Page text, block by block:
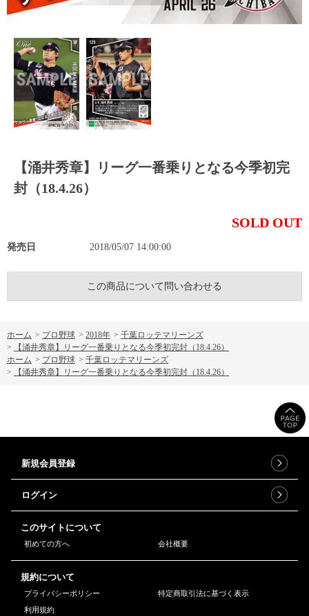
【涌井秀章】リーグ一番乗りとなる今季初完
封（18.4.26）
SOLD OUT
発売日 2018/05/07 14:00:00
この商品について問い合わせる
ホーム > プロ野球 > 2018年 > 千葉ロッテマリーンズ
>
【涌井秀章】リーグ一番乗りとなる今季初完封（18.4.26）
ホーム > プロ野球 > 千葉ロッテマリーンズ
>
【涌井秀章】リーグ一番乗りとなる今季初完封（18.4.26）
新規会員登録
ログイン
このサイトについて
初めての方へ 会社概要
規約について
プライバシーポリシー
特定商取引法に基づく表示
利用規約